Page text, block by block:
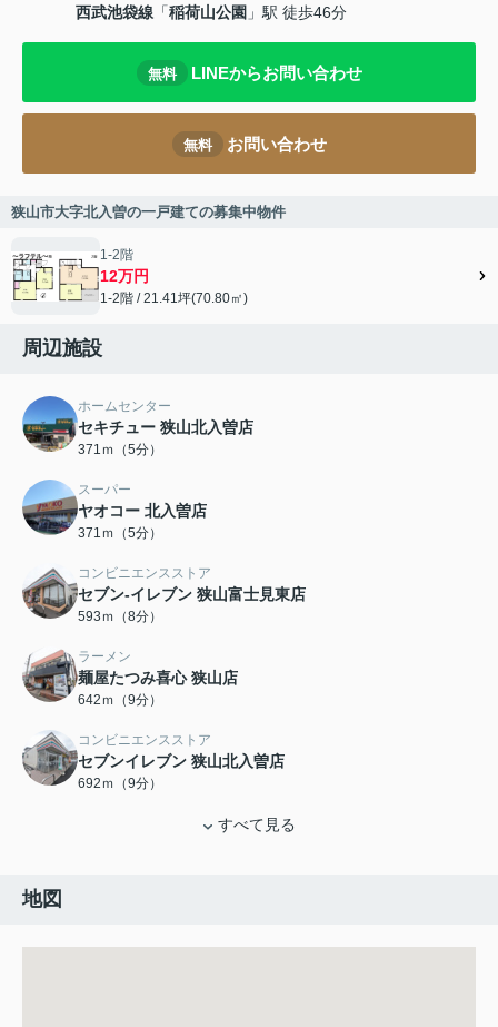
西武池袋線 「稲荷山公園 」駅 徒歩46分
無料 LINEからお問い合わせ
無料 お問い合わせ
狭山市大字北入曽の一戸建ての募集中物件
1‐2階
12万円
1‐2階 / 21.41坪(70.80㎡)
周辺施設
ホームセンター
セキチュー 狭山北入曽店
371ｍ（5分）
スーパー
ヤオコー 北入曽店
371ｍ（5分）
コンビニエンスストア
セブン-イレブン 狭山富士見東店
593ｍ（8分）
ラーメン
麺屋たつみ喜心 狭山店
642ｍ（9分）
コンビニエンスストア
セブンイレブン 狭山北入曽店
692ｍ（9分）
すべて見る
地図